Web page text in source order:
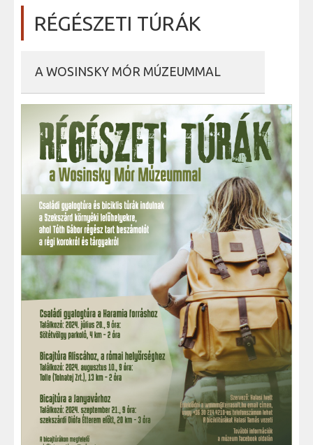
RÉGÉSZETI TÚRÁK
A WOSINSKY MÓR MÚZEUMMAL